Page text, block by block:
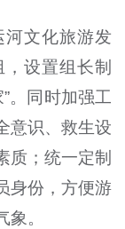
河文化旅游发
设置组长制
。同时加强工
意识、救生设
质；统一定制
身份，方便游
。